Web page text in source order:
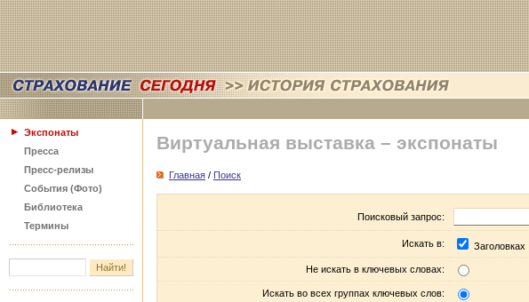
Экспонаты
Пресса
Пресс-релизы
События (Фото)
Библиотека
Термины
Виртуальная выставка – экспонаты
Главная / Поиск
Поисковый запрос:
Искать в: Заголовках
Не искать в ключевых словах:
Искать во всех группах ключевых слов: